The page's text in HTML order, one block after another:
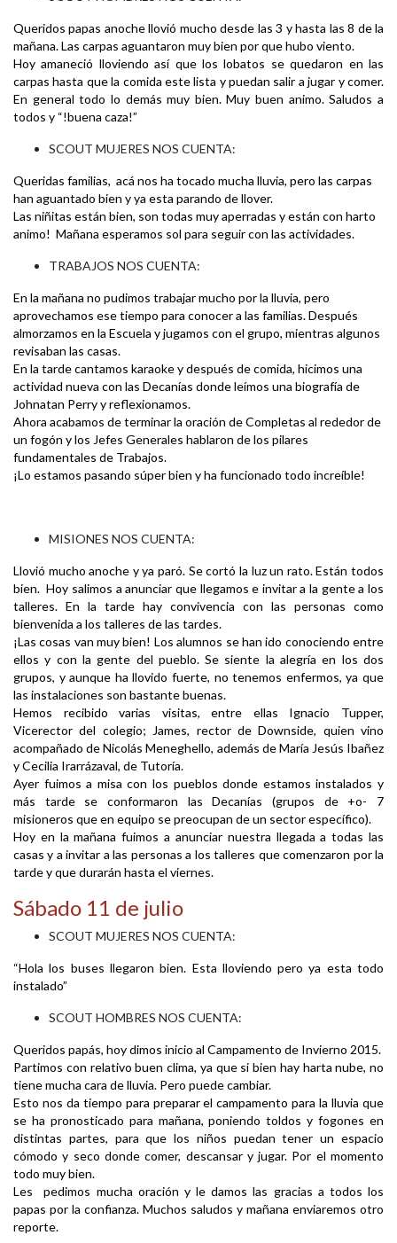
Queridos papas anoche llovió mucho desde las 3 y hasta las 8 de la
mañana. Las carpas aguantaron muy bien por que hubo viento.
Hoy amaneció lloviendo así que los lobatos se quedaron en las
carpas hasta que la comida este lista y puedan salir a jugar y comer.
En general todo lo demás muy bien. Muy buen animo. Saludos a
todos y “!buena caza!”
SCOUT MUJERES NOS CUENTA:
Queridas familias, acá nos ha tocado mucha lluvia, pero las carpas
han aguantado bien y ya esta parando de llover.
Las niñitas están bien, son todas muy aperradas y están con harto
animo! Mañana esperamos sol para seguir con las actividades.
TRABAJOS NOS CUENTA:
En la mañana no pudimos trabajar mucho por la lluvia, pero
aprovechamos ese tiempo para conocer a las familias. Después
almorzamos en la Escuela y jugamos con el grupo, mientras algunos
revisaban las casas.
En la tarde cantamos karaoke y después de comida, hicimos una
actividad nueva con las Decanías donde leímos una biografía de
Johnatan Perry y reflexionamos.
Ahora acabamos de terminar la oración de Completas al rededor de
un fogón y los Jefes Generales hablaron de los pilares
fundamentales de Trabajos.
¡Lo estamos pasando súper bien y ha funcionado todo increíble!
MISIONES NOS CUENTA:
Llovió mucho anoche y ya paró. Se cortó la luz un rato. Están todos
bien. Hoy salimos a anunciar que llegamos e invitar a la gente a los
talleres. En la tarde hay convivencia con las personas como
bienvenida a los talleres de las tardes.
¡Las cosas van muy bien! Los alumnos se han ido conociendo entre
ellos y con la gente del pueblo. Se siente la alegría en los dos
grupos, y aunque ha llovido fuerte, no tenemos enfermos, ya que
las instalaciones son bastante buenas.
Hemos recibido varias visitas, entre ellas Ignacio Tupper,
Vicerector del colegio; James, rector de Downside, quien vino
acompañado de Nicolás Meneghello, además de María Jesús Ibañez
y Cecilia Irarrázaval, de Tutoría.
Ayer fuimos a misa con los pueblos donde estamos instalados y
más tarde se conformaron las Decanías (grupos de +o- 7
misioneros que en equipo se preocupan de un sector específico).
Hoy en la mañana fuimos a anunciar nuestra llegada a todas las
casas y a invitar a las personas a los talleres que comenzaron por la
tarde y que durarán hasta el viernes.
Sábado 11 de julio
SCOUT MUJERES NOS CUENTA:
“Hola los buses llegaron bien. Esta lloviendo pero ya esta todo
instalado”
SCOUT HOMBRES NOS CUENTA:
Queridos papás, hoy dimos inicio al Campamento de Invierno 2015.
Partimos con relativo buen clima, ya que si bien hay harta nube, no
tiene mucha cara de lluvia. Pero puede cambiar.
Esto nos da tiempo para preparar el campamento para la lluvia que
se ha pronosticado para mañana, poniendo toldos y fogones en
distintas partes, para que los niños puedan tener un espacio
cómodo y seco donde comer, descansar y jugar. Por el momento
todo muy bien.
Les pedimos mucha oración y le damos las gracias a todos los
papas por la confianza. Muchos saludos y mañana enviaremos otro
reporte.